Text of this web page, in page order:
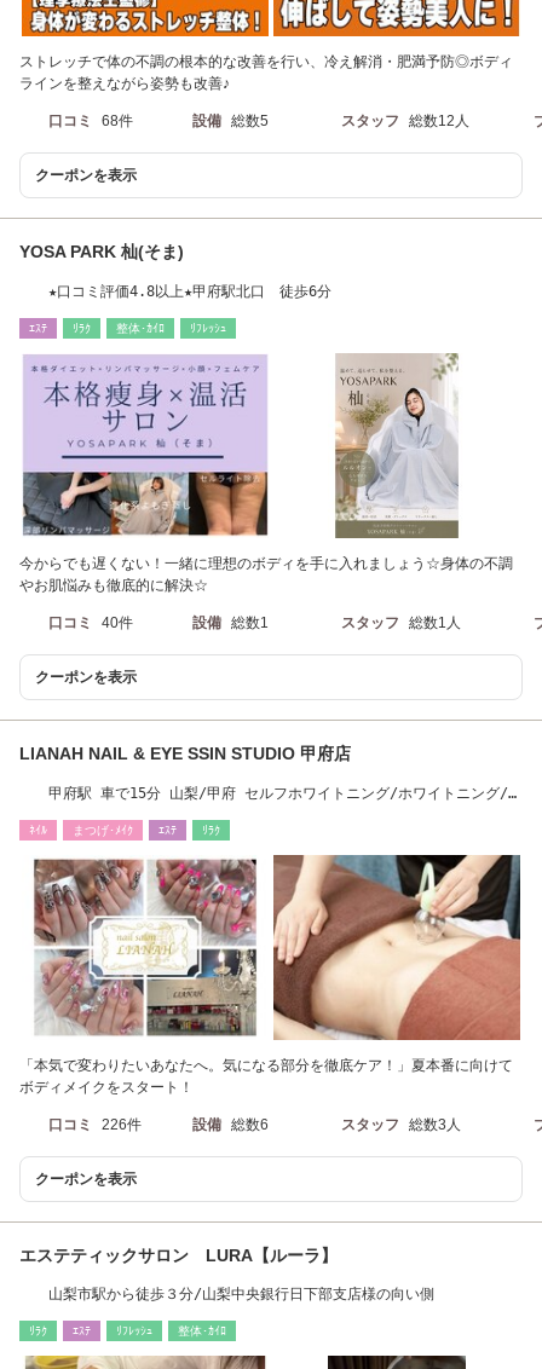
ストレッチで体の不調の根本的な改善を行い、冷え解消・肥満予防◎ボディ
ラインを整えながら姿勢も改善♪
口コミ 68件 設備 総数5 スタッフ 総数12人
クーポンを表示
YOSA PARK 杣(そま)
★口コミ評価4.8以上★甲府駅北口 徒歩6分
ｴｽﾃ ﾘﾗｸ 整体･ｶｲﾛ ﾘﾌﾚｯｼｭ
今からでも遅くない！一緒に理想のボディを手に入れましょう☆身体の不調
やお肌悩みも徹底的に解決☆
口コミ 40件 設備 総数1 スタッフ 総数1人
クーポンを表示
LIANAH NAIL & EYE SSIN STUDIO 甲府店
甲府駅 車で15分 山梨/甲府 セルフホワイトニング/ホワイトニング/眉
ﾈｲﾙ まつげ･ﾒｲｸ ｴｽﾃ ﾘﾗｸ
「本気で変わりたいあなたへ。気になる部分を徹底ケア！」夏本番に向けて
ボディメイクをスタート！
口コミ 226件 設備 総数6 スタッフ 総数3人
クーポンを表示
エステティックサロン LURA【ルーラ】
山梨市駅から徒歩３分/山梨中央銀行日下部支店様の向い側
ﾘﾗｸ ｴｽﾃ ﾘﾌﾚｯｼｭ 整体･ｶｲﾛ